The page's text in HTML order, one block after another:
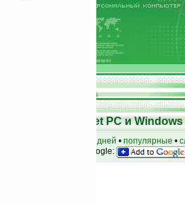
25
для КПК Pocket PC и Windows
за 7 дней • популярные •
на Google: